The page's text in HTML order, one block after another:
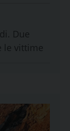
Due
le vittime